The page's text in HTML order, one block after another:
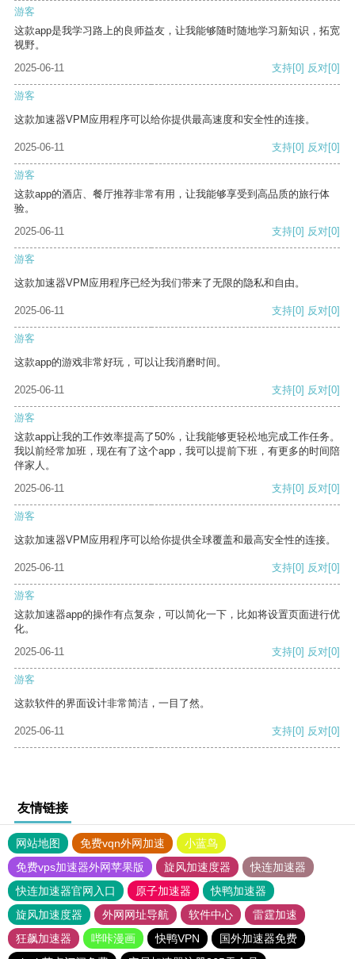
游客
这款app是我学习路上的良师益友，让我能够随时随地学习新知识，拓宽
视野。
2025-06-11
支持[0] 反对[0]
游客
这款加速器VPM应用程序可以给你提供最高速度和安全性的连接。
2025-06-11 支持[0] 反对[0]
游客
这款app的酒店、餐厅推荐非常有用，让我能够享受到高品质的旅行体
验。
2025-06-11
支持[0] 反对[0]
游客
这款加速器VPM应用程序已经为我们带来了无限的隐私和自由。
2025-06-11 支持[0] 反对[0]
游客
这款app的游戏非常好玩，可以让我消磨时间。
2025-06-11 支持[0] 反对[0]
游客
这款app让我的工作效率提高了50%，让我能够更轻松地完成工作任务。
我以前经常加班，现在有了这个app，我可以提前下班，有更多的时间陪
伴家人。
2025-06-11
支持[0] 反对[0]
游客
这款加速器VPM应用程序可以给你提供全球覆盖和最高安全性的连接。
2025-06-11 支持[0] 反对[0]
游客
这款加速器app的操作有点复杂，可以简化一下，比如将设置页面进行优
化。
2025-06-11
支持[0] 反对[0]
游客
这款软件的界面设计非常简洁，一目了然。
2025-06-11 支持[0] 反对[0]
友情链接
网站地图 免费vqn外网加速
小蓝鸟
免费vps加速器外网苹果版
旋风加速度器
快连加速器
快连加速器官网入口
原子加速器
快鸭加速器
旋风加速度器
外网网址导航 软件中心
雷霆加速
狂飙加速器
哔咔漫画 快鸭VPN
国外加速器免费